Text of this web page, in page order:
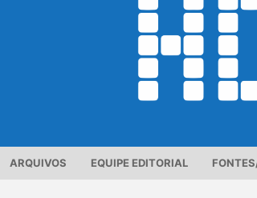
ARQUIVOS EQUIPE EDITORIAL